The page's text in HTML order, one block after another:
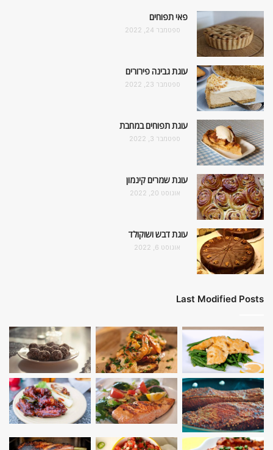
פאי תפוחים
ספטמבר 24, 2022
עוגת גבינה פירורים
ספטמבר 23, 2022
עוגת תפוחים במחבת
ספטמבר 3, 2022
עוגת שמרים קינמון
אוגוסט 20, 2022
עוגת דבש ושוקולד
אוגוסט 6, 2022
Last Modified Posts